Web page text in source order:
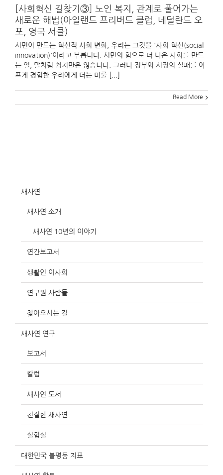
[사회혁신 길찾기③] 노인 복지, 관계로 풀어가는
새로운 해법(아일랜드 프리버드 클럽, 네덜란드 오
포, 영국 서클)
시민이 만드는 혁신적 사회 변화, 우리는 그것을 '사회 혁신(social
innovation)'이라고 부릅니다. 시민의 힘으로 더 나은 사회를 만드
는 일, 말처럼 쉽지만은 않습니다. 그러나 정부와 시장의 실패를 아
프게 경험한 우리에게 더는 미룰 [...]
Read More
새사연
새사연 소개
새사연 10년의 이야기
연간보고서
생활인 이사회
연구원 사람들
찾아오시는 길
새사연 연구
보고서
칼럼
새사연 도서
친절한 새사연
실험실
대한민국 불평등 지표